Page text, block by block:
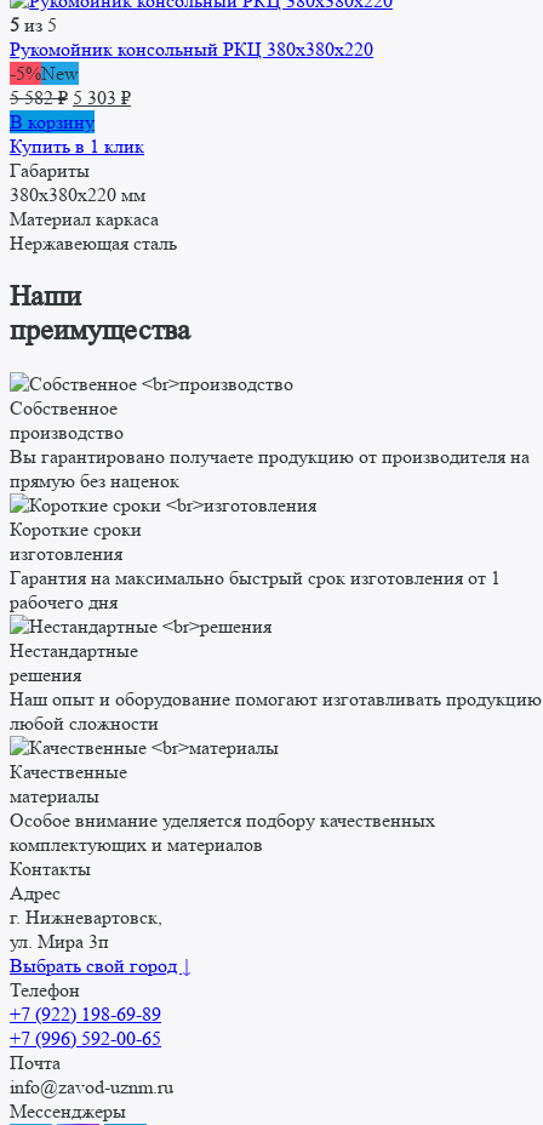
5 из 5
Рукомойник консольный РКЦ 380x380x220
-5%New
5 582₽ Первоначальная
цена
составляла
5
582 ₽.
5 303 ₽Текущая
5
В корзину
Купить в 1 клик
Габариты
380х380х220 мм
Материал каркаса
Нержавеющая сталь
Наши
преимущества
Собственное
производство
Вы гарантировано получаете продукцию от производителя на
прямую без наценок
Короткие сроки
изготовления
Гарантия на максимально быстрый срок изготовления от 1
рабочего дня
Нестандартные
решения
Наш опыт и оборудование помогают изготавливать продукцию
любой сложности
Качественные
материалы
Особое внимание уделяется подбору качественных
комплектующих и материалов
Контакты
Адрес
г. Нижневартовск,
ул. Мира 3п
Выбрать свой город ↓
Телефон
+7 (922) 198-69-89
+7 (996) 592-00-65
Почта
info@zavod-uznm.ru
Мессенджеры